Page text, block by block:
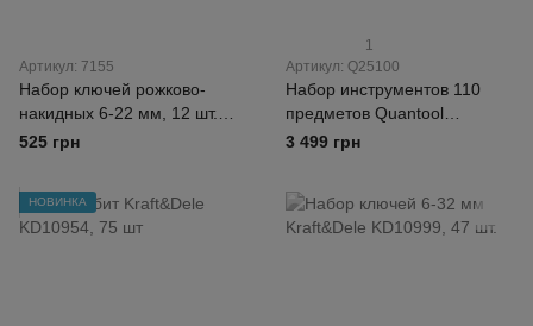
Артикул: 7155
Набор ключей рожково-
накидных 6-22 мм, 12 шт.
Bass Polska 7155
525 грн
1
Артикул: Q25100
Набор инструментов 110
предметов Quantool
Mannesmann Q25100
3 499 грн
НОВИНКА